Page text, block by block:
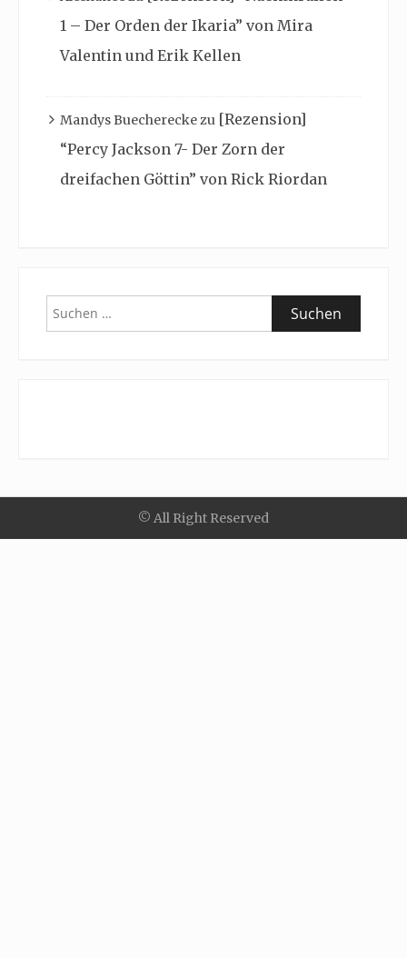
1 – Der Orden der Ikaria” von Mira
Valentin und Erik Kellen
Mandys Buechereckezu [Rezension]
“Percy Jackson 7- Der Zorn der
dreifachen Göttin” von Rick Riordan
Suchen
nach:
© All Right Reserved